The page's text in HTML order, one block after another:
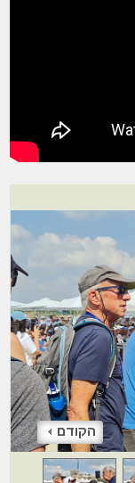
הקודם